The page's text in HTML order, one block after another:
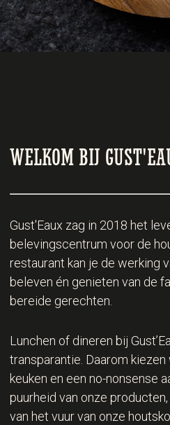
WELKOM BIJ
Gust'Eaux zag in 2018 het
belevingscentrum voor de
restaurant kan je de werking
beleven én genieten van de
bereide gerechten.
Lunchen of dineren bij
transparantie. Daarom
keuken en een no-nonsense
puurheid van onze
van het vuur van onze